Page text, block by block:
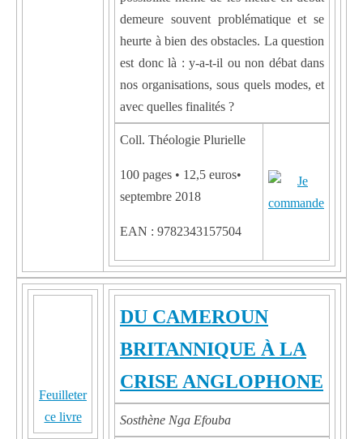
demeure souvent problématique et se
heurte à bien des obstacles. La question
est donc là : y-a-t-il ou non débat dans
nos organisations, sous quels modes, et
avec quelles finalités ?
Coll. Théologie Plurielle
100 pages • 12,5 euros•
septembre 2018
EAN : 9782343157504
Feuilleter
ce livre
DU CAMEROUN
BRITANNIQUE À LA
CRISE ANGLOPHONE
Sosthène Nga Efouba